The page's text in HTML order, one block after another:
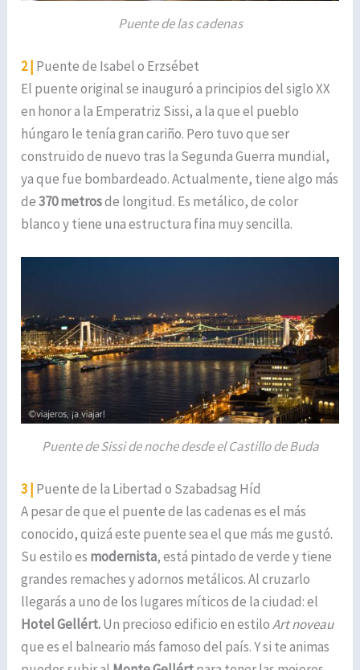
Puente de las cadenas
2 | Puente de Isabel o Erzsébet
El puente original se inauguró a principios del siglo XX
en honor a la Emperatriz Sissi, a la que el pueblo
húngaro le tenía gran cariño. Pero tuvo que ser
construido de nuevo tras la Segunda Guerra mundial,
ya que fue bombardeado. Actualmente, tiene algo más
de370 metrosde longitud. Es metálico, de color
blanco y tiene una estructura fina muy sencilla.
Puente de Sissi de noche desde el Castillo de Buda
3 | Puente de la Libertad o Szabadsag Híd
A pesar de que el puente de las cadenas es el más
conocido, quizá este puente sea el que más me gustó.
Su estilo es modernista, está pintado de verde y tiene
grandes remaches y adornos metálicos. Al cruzarlo
llegarás a uno de los lugares míticos de la ciudad: el
Hotel Gellért.Un precioso edificio en estiloArt noveau
que es el balneario más famoso del país. Y si te animas